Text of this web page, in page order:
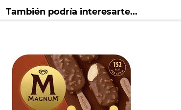
También podría interesarte...